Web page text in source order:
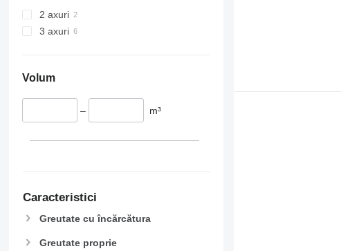
2 axuri
3 axuri
Volum
– m³
Caracteristici
Greutate cu încărcătura
Greutate proprie